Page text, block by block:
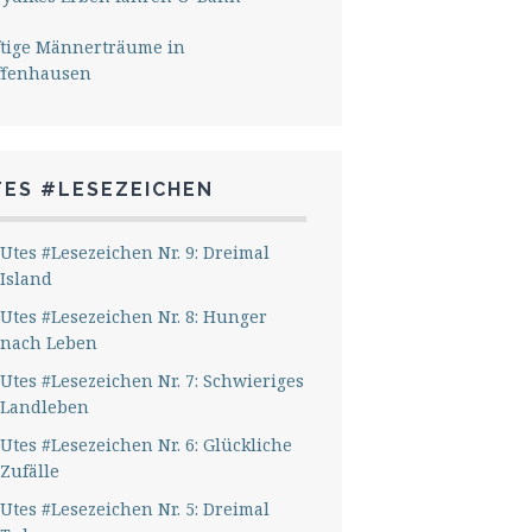
Männerträume in
#LESEZEICHEN
Utes #Lesezeichen Nr. 9: Dreimal
Island
Utes #Lesezeichen Nr. 8: Hunger
nach Leben
Utes #Lesezeichen Nr. 7: Schwieriges
Landleben
Utes #Lesezeichen Nr. 6: Glückliche
Zufälle
Utes #Lesezeichen Nr. 5: Dreimal